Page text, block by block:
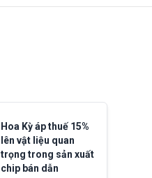
Hoa Kỳ áp thuế 15%
lên vật liệu quan
trọng trong sản xuất
chip bán dẫn